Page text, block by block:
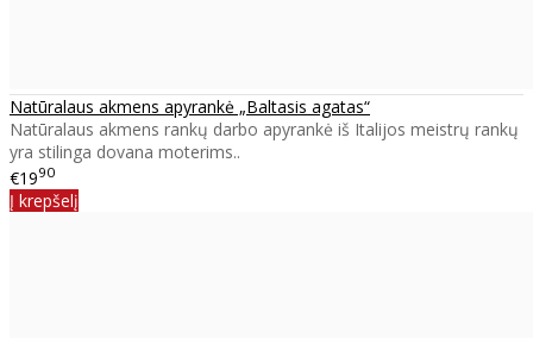
Natūralaus akmens apyrankė „Baltasis agatas“
Natūralaus akmens rankų darbo apyrankė iš Italijos meistrų rankų
yra stilinga dovana moterims..
€1990
Į krepšelį